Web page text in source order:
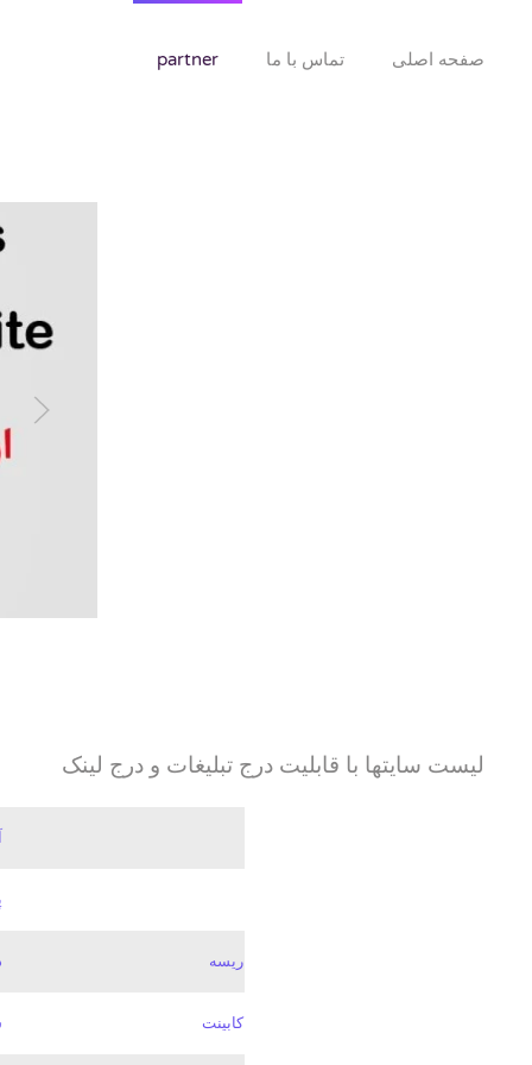
partner تماس با ما صفحه اصلی
لیست سایتها با قابلیت درج تبلیغات و درج لینک
ریسه
کابینت